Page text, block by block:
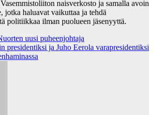
naisverkosto ja samalla avoin
jotka haluavat vaikuttaa ja tehdä
politiikkaa ilman puolueen jäsenyyttä.
uusi puheenjohtaja
presidentiksi ja Juho Eerola varapresidentiksi